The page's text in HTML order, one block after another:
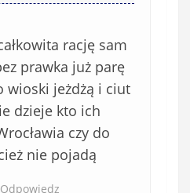
rację sam
prawka już parę
wioski jeżdżą i ciut
dzieje kto ich
czy do
nie pojadą
Odpowiedz